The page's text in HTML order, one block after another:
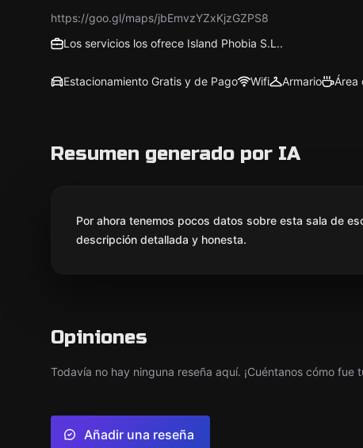
https://goo.gl/maps/jbEmvzYZxKjzGZPS8
Los servicios los ofrece Island Phobia S.L..
Estacionamiento Gratis y de Pago Wifi Armario Área
Resumen generado por IA
Por ahora tenemos pocos datos sobre esta sala de
descripción detallada y honesta.
Opiniones
Todavía no hay ninguna reseña aquí. ¡Cuéntanos cómo fue
Añadir una reseña